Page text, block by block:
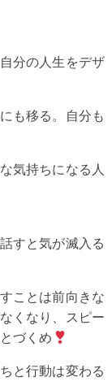
分の人生をデザ
も移る。自分も
気持ちになる人
すと気が滅入る
ことは前向きな
くなり、スピー
づくめ
と行動は変わる